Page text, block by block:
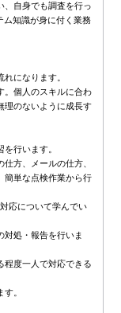
、自身でも調査を行っ
ム知識が身に付く業務
になります。
。個人のスキルに合わ
理のないように成長す
行います。
方、メールの仕方、
簡単な点検作業から行
応について学んでい
処・報告を行いま
度一人で対応できる
。